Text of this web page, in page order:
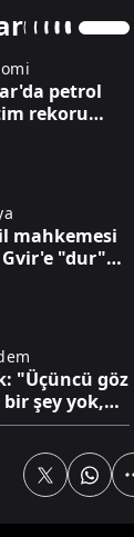
petrol
rekoru
mahkemesi
Gvir'e "dur"
"Üçüncü göz
şey yok,
milli göz